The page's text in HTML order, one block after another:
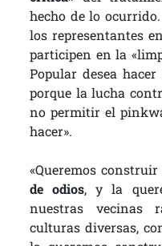
hecho de lo
los representantes
participen en la
Popular desea
porque la lucha
no permitir el
hacer».
«Queremos construir
de odios, y la
nuestras vecinas
culturas diversas,